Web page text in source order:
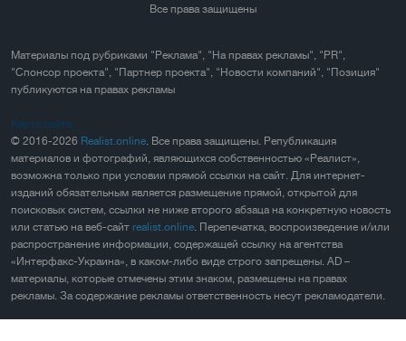
Все права защищены
Материалы под рубриками "Реклама", "На правах рекламы", "PR",
"Спонсор проекта", "Партнер проекта", "Новости компаний", "Позиция"
публикуются на правах рекламы
Карта сайта
© 2016-2026 Realist.online . Все права защищены. Републикация
материалов и фотографий, являющихся собственностью «Реалист»,
возможна только при условии прямой ссылки на сайт. Для интернет-
изданий обязательным является размещение прямой, открытой для
поисковых систем, ссылки не ниже второго абзаца на конкретную новость
или статью на веб-сайт realist.online . Перепечатка, воспроизведение и/или
распространение информации, содержащей ссылку на агентства
«Интерфакс-Украина», в каком-либо виде строго запрещены. AD –
материалы, которые отмечены этим знаком, размещены на правах
рекламы. За содержание рекламы ответственность несут рекламодатели.